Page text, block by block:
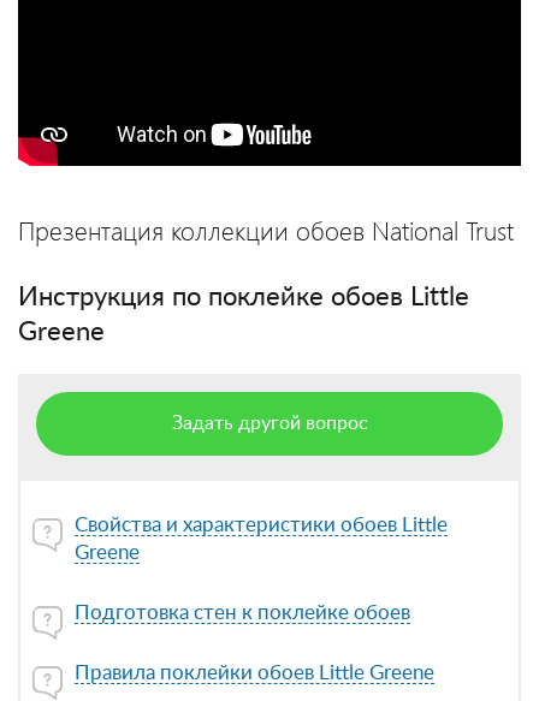
Презентация коллекции обоев National Trust
Инструкция по поклейке обоев Little
Greene
Задать другой вопрос
Свойства и характеристики обоев Little
Greene
Подготовка стен к поклейке обоев
Правила поклейки обоев Little Greene